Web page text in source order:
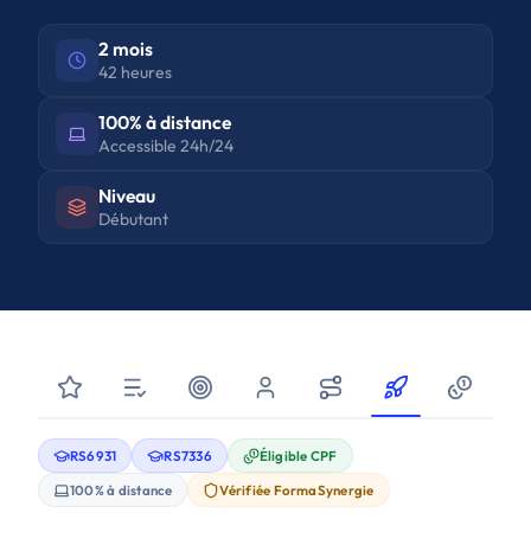
2 mois
42 heures
100% à distance
Accessible 24h/24
Niveau
Débutant
RS6931 RS7336
Éligible CPF
100% à distance
Vérifiée FormaSynergie